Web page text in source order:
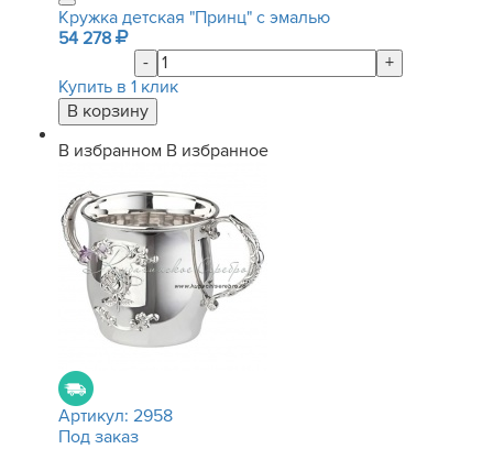
Кружка детская "Принц" с эмалью
54 278
-
+
Купить в 1 клик
В избранном В избранное
Артикул: 2958
Под заказ